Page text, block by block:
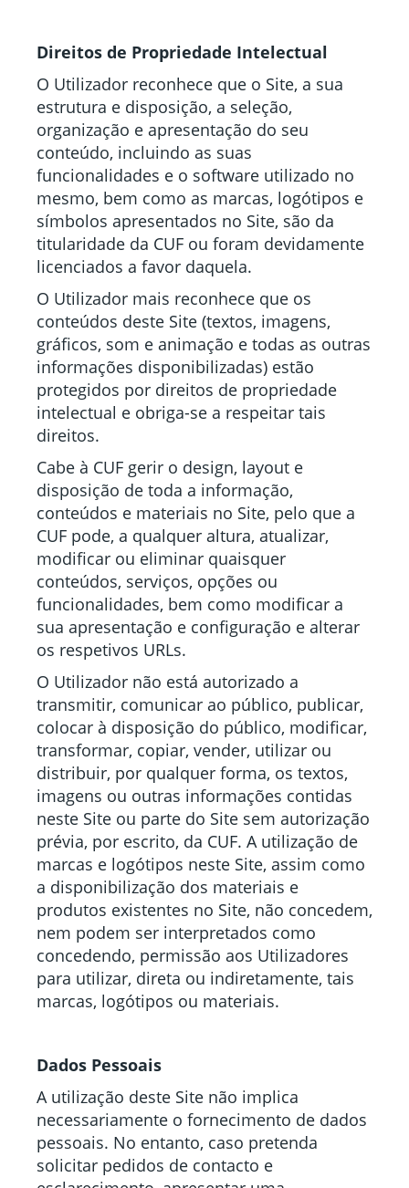
Direitos de Propriedade Intelectual
O Utilizador reconhece que o Site, a sua
estrutura e disposição, a seleção,
organização e apresentação do seu
conteúdo, incluindo as suas
funcionalidades e o software utilizado no
mesmo, bem como as marcas, logótipos e
símbolos apresentados no Site, são da
titularidade da CUF ou foram devidamente
licenciados a favor daquela.
O Utilizador mais reconhece que os
conteúdos deste Site (textos, imagens,
gráficos, som e animação e todas as outras
informações disponibilizadas) estão
protegidos por direitos de propriedade
intelectual e obriga-se a respeitar tais
direitos.
Cabe à CUF gerir o design, layout e
disposição de toda a informação,
conteúdos e materiais no Site, pelo que a
CUF pode, a qualquer altura, atualizar,
modificar ou eliminar quaisquer
conteúdos, serviços, opções ou
funcionalidades, bem como modificar a
sua apresentação e configuração e alterar
os respetivos URLs.
O Utilizador não está autorizado a
transmitir, comunicar ao público, publicar,
colocar à disposição do público, modificar,
transformar, copiar, vender, utilizar ou
distribuir, por qualquer forma, os textos,
imagens ou outras informações contidas
neste Site ou parte do Site sem autorização
prévia, por escrito, da CUF. A utilização de
marcas e logótipos neste Site, assim como
a disponibilização dos materiais e
produtos existentes no Site, não concedem,
nem podem ser interpretados como
concedendo, permissão aos Utilizadores
para utilizar, direta ou indiretamente, tais
marcas, logótipos ou materiais.
Dados Pessoais
A utilização deste Site não implica
necessariamente o fornecimento de dados
pessoais. No entanto, caso pretenda
solicitar pedidos de contacto e